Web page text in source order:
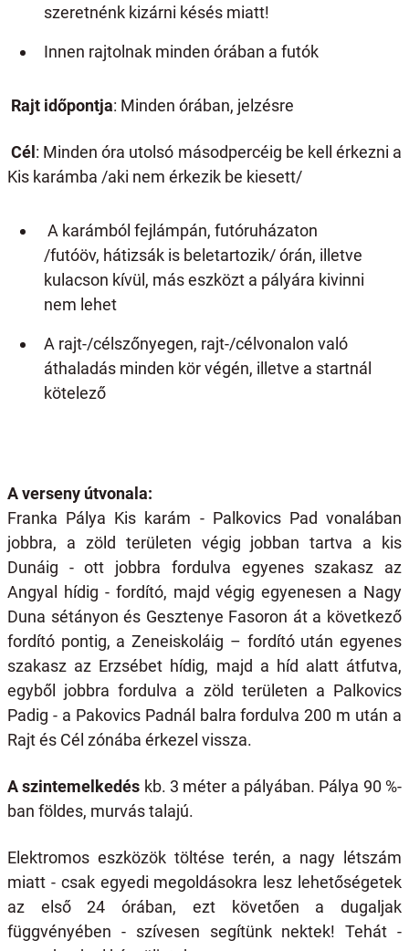
szeretnénk kizárni késés miatt!
Innen rajtolnak minden órában a futók
Rajt időpontja: Minden órában, jelzésre
Cél: Minden óra utolsó másodpercéig be kell érkezni a
Kis karámba /aki nem érkezik be kiesett/
A karámból fejlámpán, futóruházaton
/futóöv, hátizsák is beletartozik/ órán, illetve
kulacson kívül, más eszközt a pályára kivinni
nem lehet
A rajt-/célszőnyegen, rajt-/célvonalon való
áthaladás minden kör végén, illetve a startnál
kötelező
A verseny útvonala:
Franka Pálya Kis karám - Palkovics Pad vonalában
jobbra, a zöld területen végig jobban tartva a kis
Dunáig - ott jobbra fordulva egyenes szakasz az
Angyal hídig - fordító, majd végig egyenesen a Nagy
Duna sétányon és Gesztenye Fasoron át a következő
fordító pontig, a Zeneiskoláig – fordító után egyenes
szakasz az Erzsébet hídig, majd a híd alatt átfutva,
egyből jobbra fordulva a zöld területen a Palkovics
Padig - a Pakovics Padnál balra fordulva 200 m után a
Rajt és Cél zónába érkezel vissza.
A szintemelkedés kb. 3 méter a pályában. Pálya 90 %-
ban földes, murvás talajú.
Elektromos eszközök töltése terén, a nagy létszám
miatt - csak egyedi megoldásokra lesz lehetőségetek
az első 24 órában, ezt követően a dugaljak
függvényében - szívesen segítünk nektek! Tehát -